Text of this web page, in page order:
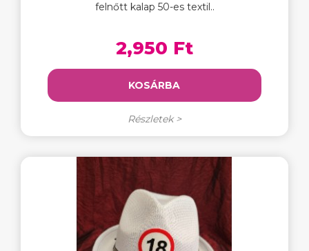
felnőtt kalap 50-es textil..
2,950 Ft
KOSÁRBA
Részletek >